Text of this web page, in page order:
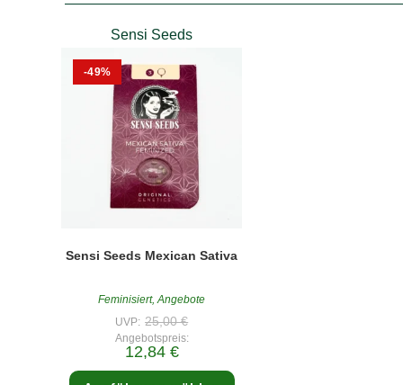
Sensi Seeds
-49%
Sensi Seeds Mexican Sativa
Feminisiert,Angebote
UVP: 25,00€
war:
Angebotspreis:
12,84 €Aktueller
Preis
ist:
Dieses